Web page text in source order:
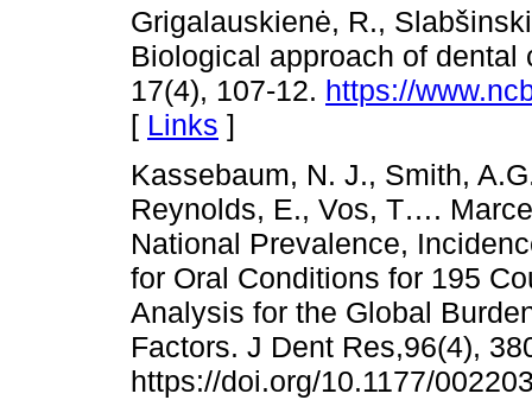
Grigalauskienė, R.,
Biological approach of
17(4), 107-12. https://
[ Links ]
Kassebaum, N. J., Smith,
Reynolds, E., Vos, T….
National Prevalence,
for Oral Conditions for 195
Analysis for the Global
Factors. J Dent Res,96(4),
https://doi.org/10.1177/